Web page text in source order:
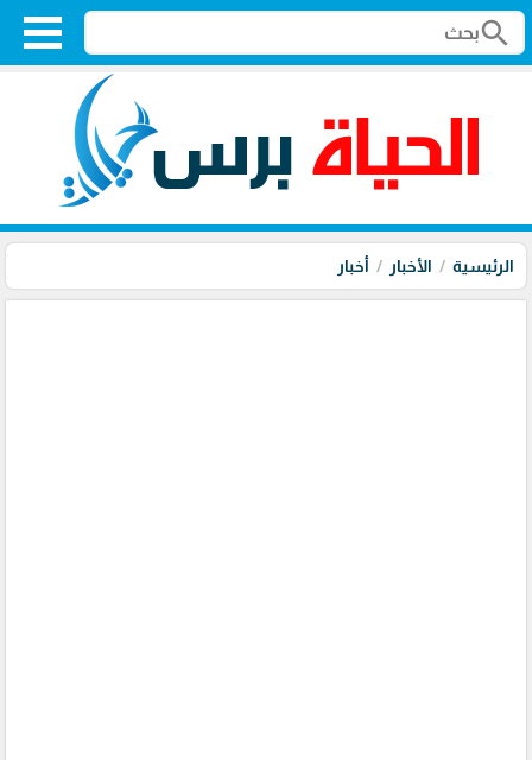
search
الرئيسية الأخبار أخبار